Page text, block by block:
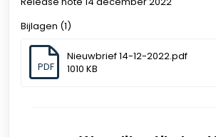
Bijlagen (1)
PDF
Nieuwbrief 14-12-2022.pdf
1010 KB